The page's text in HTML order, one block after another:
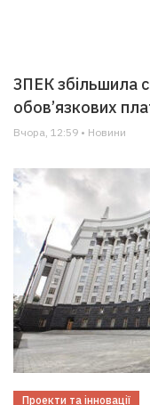
ЗПЕК збільшила
обов’язкових
Вчора, 12:59 • Новини
Проекти та інновації